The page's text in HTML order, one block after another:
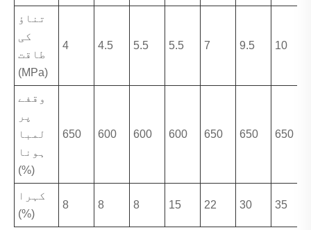
تناؤ
کی
طاقت
(MPa)
4 4.5 5.5 5.5 7 9.5 10
وقفے
پر
لمبا
ہونا
(%)
650 600 600 600 650 650 650
کہرا
(%)
8 8 8 15 22 30 35